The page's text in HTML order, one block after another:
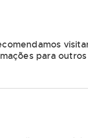
para